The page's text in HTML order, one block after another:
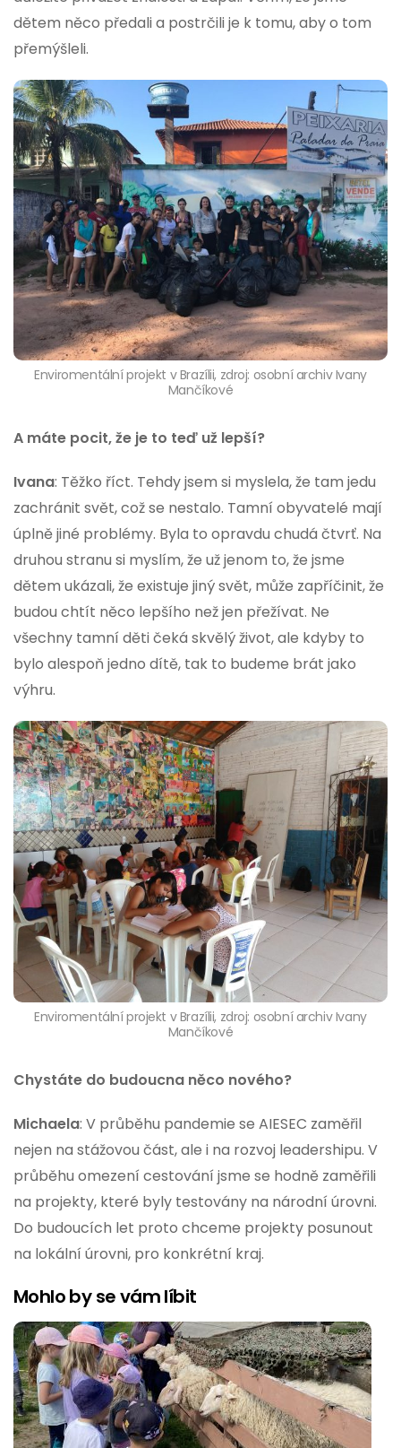
dětem něco předali a postrčili je k tomu, aby o tom
přemýšleli.
Enviromentální projekt v Brazílii, zdroj: osobní archiv Ivany
Mančíkové
A máte pocit, že je to teď už lepší?
Ivana: Těžko říct. Tehdy jsem si myslela, že tam jedu
zachránit svět, což se nestalo. Tamní obyvatelé mají
úplně jiné problémy. Byla to opravdu chudá čtvrť. Na
druhou stranu si myslím, že už jenom to, že jsme
dětem ukázali, že existuje jiný svět, může zapříčinit, že
budou chtít něco lepšího než jen přežívat. Ne
všechny tamní děti čeká skvělý život, ale kdyby to
bylo alespoň jedno dítě, tak to budeme brát jako
výhru.
Enviromentální projekt v Brazílii, zdroj: osobní archiv Ivany
Mančíkové
Chystáte do budoucna něco nového?
Michaela: V průběhu pandemie se AIESEC zaměřil
nejen na stážovou část, ale i na rozvoj leadershipu. V
průběhu omezení cestování jsme se hodně zaměřili
na projekty, které byly testovány na národní úrovni.
Do budoucích let proto chceme projekty posunout
na lokální úrovni, pro konkrétní kraj.
Mohlo by se vám líbit